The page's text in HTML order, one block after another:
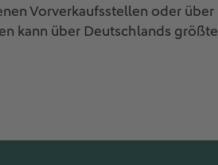
Vorverkaufsstellen oder über
kann über Deutschlands größte